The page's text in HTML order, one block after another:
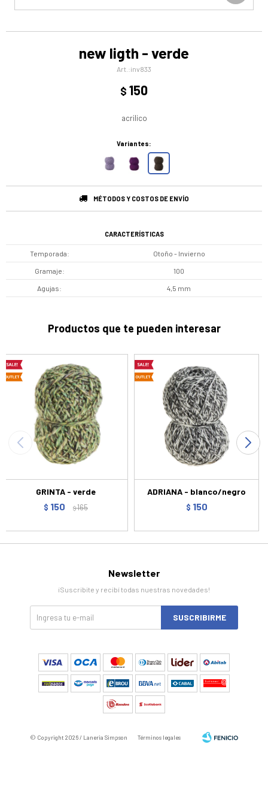
new ligth - verde
inv833
$ 150
acrilico
Variantes:
MÉTODOS Y COSTOS DE ENVÍO
CARACTERÍSTICAS
Temporada Otoño - Invierno
Gramaje 100
Agujas 4,5 mm
Productos que te pueden interesar
GRINTA - verde
$ 150 $165
ADRIANA - blanco/negro
$ 150
Newsletter
¡Suscribite y recibí todas nuestras novedades!
SUSCRIBIRME
© Copyright 2026 / Laneria Simpson Términos legales